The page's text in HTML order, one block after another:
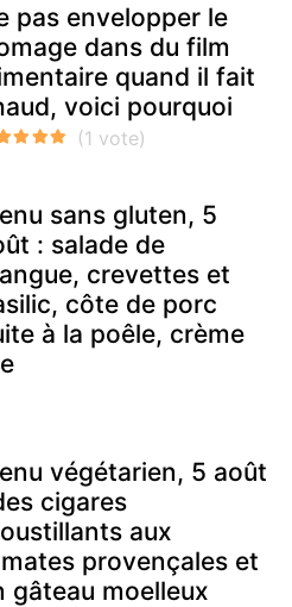
pas envelopper le
dans du film
quand il fait
voici pourquoi
sans gluten, 5
: salade de
crevettes et
côte de porc
à la poêle, crème
végétarien, 5 août
cigares
aux
provençales et
gâteau moelleux